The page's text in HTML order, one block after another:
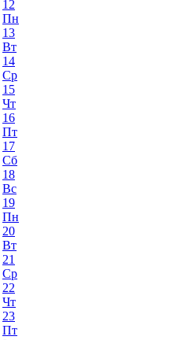
12
Пн
13
Вт
14
Ср
15
Чт
16
Пт
17
Сб
18
Вс
19
Пн
20
Вт
21
Ср
22
Чт
23
Пт